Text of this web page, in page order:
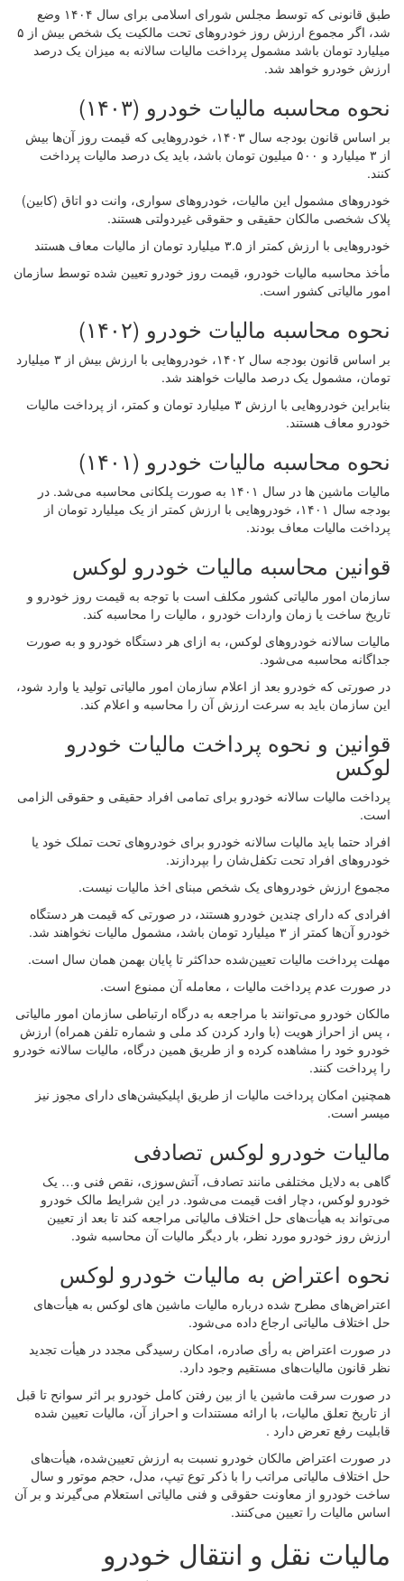
طبق قانونی که توسط مجلس شورای اسلامی برای سال ۱۴۰۴ وضع
شد، اگر مجموع ارزش روز خودروهای تحت مالکیت یک شخص بیش از ۵
میلیارد تومان باشد مشمول پرداخت مالیات سالانه به میزان یک درصد
ارزش خودرو خواهد شد.
نحوه محاسبه مالیات خودرو (۱۴۰۳)
بر اساس قانون بودجه سال ۱۴۰۳، خودروهایی که قیمت روز آن‌ها بیش
از ۳ میلیارد و ۵۰۰ میلیون تومان باشد، باید یک درصد مالیات پرداخت
کنند.
خودروهای مشمول این مالیات، خودروهای سواری، وانت دو اتاق (کابین)
پلاک شخصی مالکان حقیقی و حقوقی غیردولتی هستند.
خودروهایی با ارزش کمتر از ۳.۵ میلیارد تومان از مالیات معاف هستند
مأخذ محاسبه مالیات خودرو، قیمت روز خودرو تعیین شده توسط سازمان
امور مالیاتی کشور است.
نحوه محاسبه مالیات خودرو (۱۴۰۲)
بر اساس قانون بودجه سال ۱۴۰۲، خودروهایی با ارزش بیش از ۳ میلیارد
تومان، مشمول یک درصد مالیات خواهند شد.
بنابراین خودروهایی با ارزش ۳ میلیارد تومان و کمتر، از پرداخت مالیات
خودرو معاف هستند.
نحوه محاسبه مالیات خودرو (۱۴۰۱)
مالیات ماشین ها در سال ۱۴۰۱ به صورت پلکانی محاسبه می‌شد. در
بودجه سال ۱۴۰۱، خودروهایی با ارزش کمتر از یک میلیارد تومان از
پرداخت مالیات معاف بودند.
قوانین محاسبه مالیات خودرو لوکس
سازمان امور مالیاتی کشور مکلف است با توجه به قیمت روز خودرو و
تاریخ ساخت یا زمان واردات خودرو ، مالیات را محاسبه کند.
مالیات سالانه خودروهای لوکس، به ازای هر دستگاه خودرو و به صورت
جداگانه محاسبه می‌شود.
در صورتی که خودرو بعد از اعلام سازمان امور مالیاتی تولید یا وارد شود،
این سازمان باید به سرعت ارزش آن را محاسبه و اعلام کند.
قوانین و نحوه پرداخت مالیات خودرو
لوکس
پرداخت مالیات سالانه خودرو برای تمامی افراد حقیقی و حقوقی الزامی
است.
افراد حتما باید مالیات سالانه خودرو برای خودروهای تحت تملک خود یا
خودروهای افراد تحت تکفل‌شان را بپردازند.
مجموع ارزش خودروهای یک شخص مبنای اخذ مالیات نیست.
افرادی که دارای چندین خودرو هستند، در صورتی که قیمت هر دستگاه
خودرو آن‌ها کمتر از ۳ میلیارد تومان باشد، مشمول مالیات نخواهند شد.
مهلت پرداخت مالیات تعیین‌شده حداکثر تا پایان بهمن همان سال است.
در صورت عدم پرداخت مالیات ، معامله آن ممنوع است.
مالکان خودرو می‌توانند با مراجعه به درگاه ارتباطی سازمان امور مالیاتی
، پس از احراز هویت (با وارد کردن کد ملی و شماره تلفن همراه) ارزش
خودرو خود را مشاهده کرده و از طریق همین درگاه، مالیات سالانه خودرو
را پرداخت کنند.
همچنین امکان پرداخت مالیات از طریق اپلیکیشن‌های دارای مجوز نیز
میسر است.
مالیات خودرو لوکس تصادفی
گاهی به دلایل مختلفی مانند تصادف، آتش‌سوزی، نقص فنی و… یک
خودرو لوکس، دچار افت قیمت می‌شود. در این شرایط مالک خودرو
می‌تواند به هیأت‌‌های حل اختلاف مالیاتی مراجعه کند تا بعد از تعیین
ارزش روز خودرو مورد نظر، بار دیگر مالیات آن محاسبه شود.
نحوه اعتراض به مالیات خودرو لوکس
اعتراض‌های مطرح شده درباره مالیات ماشین های لوکس به هیأت‌های
حل اختلاف مالیاتی ارجاع داده می‌شود.
در صورت اعتراض به رأی صادره، امکان رسیدگی مجدد در هیأت تجدید
نظر قانون مالیات‌های مستقیم وجود دارد.
در صورت سرقت ماشین یا از بین رفتن کامل خودرو بر اثر سوانح تا قبل
از تاریخ تعلق مالیات، با ارائه مستندات و احراز آن، مالیات تعیین شده
قابلیت رفع تعرض دارد .
در صورت اعتراض مالکان خودرو نسبت به ارزش تعیین‌شده، هیأت‌های
حل اختلاف مالیاتی مراتب را با ذکر توع تیپ، مدل، حجم موتور و سال
ساخت خودرو از معاونت حقوقی و فنی مالیاتی استعلام می‌گیرند و بر آن
اساس مالیات را تعیین می‌کنند.
مالیات نقل و انتقال خودرو